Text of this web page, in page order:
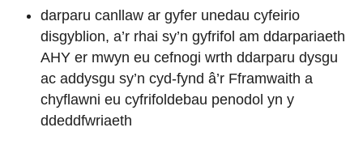
darparu canllaw ar gyfer unedau cyfeirio
disgyblion, a’r rhai sy’n gyfrifol am ddarpariaeth
AHY er mwyn eu cefnogi wrth ddarparu dysgu
ac addysgu sy’n cyd-fynd â’r Fframwaith a
chyflawni eu cyfrifoldebau penodol yn y
ddeddfwriaeth